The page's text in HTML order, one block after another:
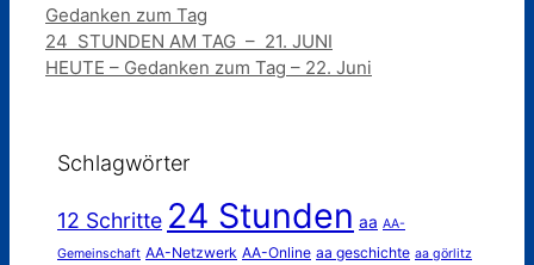
Kategorien
Gedanken zum Tag
24 STUNDEN AM TAG – 21. JUNI
HEUTE – Gedanken zum Tag – 22. Juni
Schlagwörter
12 Schritte 24 Stunden aa AA-
Gemeinschaft AA-Netzwerk AA-Online aa geschichte aa görlitz